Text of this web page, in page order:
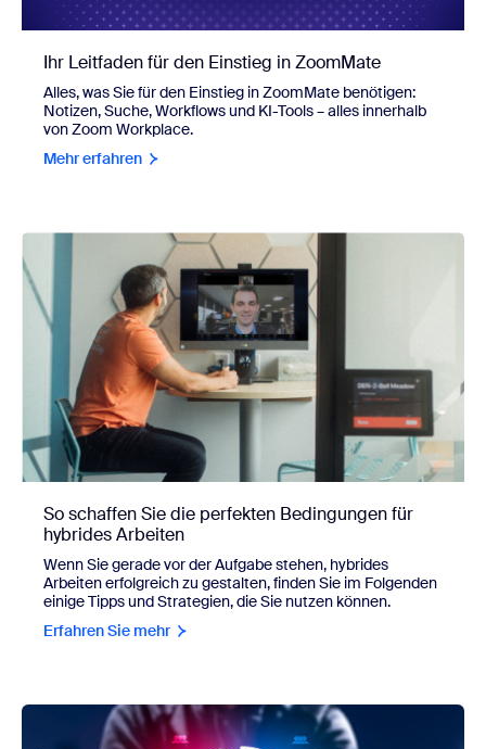
Ihr Leitfaden für den Einstieg in ZoomMate
Alles, was Sie für den Einstieg in ZoomMate benötigen:
Notizen, Suche, Workflows und KI-Tools – alles innerhalb
von Zoom Workplace.
Mehr erfahren
So schaffen Sie die perfekten Bedingungen für
hybrides Arbeiten
Wenn Sie gerade vor der Aufgabe stehen, hybrides
Arbeiten erfolgreich zu gestalten, finden Sie im Folgenden
einige Tipps und Strategien, die Sie nutzen können.
Erfahren Sie mehr